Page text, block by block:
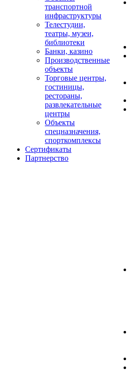
транспортной
инфраструктуры
Телестудии,
театры, музеи,
библиотеки
Банки, казино
Производственные
объекты
Торговые центры,
гостиницы,
рестораны,
развлекательные
центры
Объекты
спецназначения,
спорткомплексы
Сертификаты
Партнерство